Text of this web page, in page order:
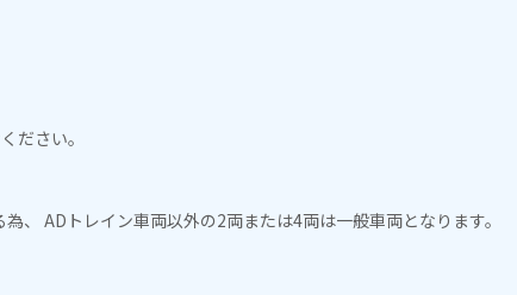
ださい。
、 ADトレイン車両以外の2両または4両は一般車両となります。